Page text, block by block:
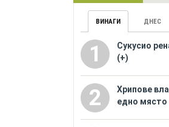
ВИНАГИ ДНЕС
1
Сукусио
(+)
2
Хрипове
едно място